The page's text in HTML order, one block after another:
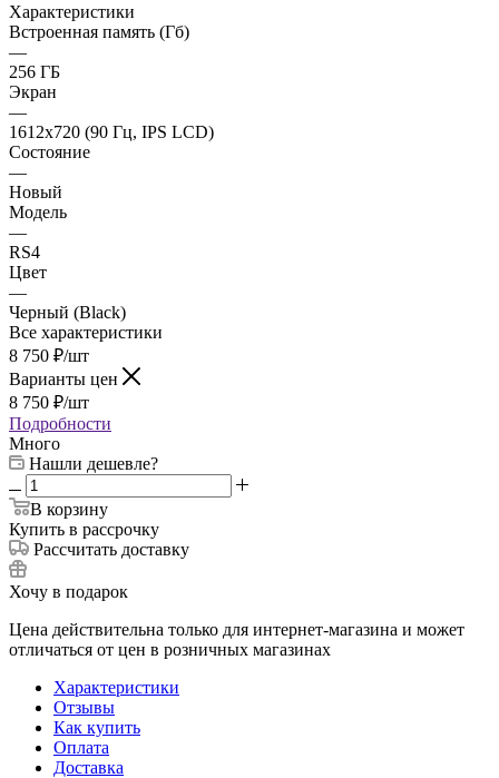
Характеристики
Встроенная память (Гб)
—
256 ГБ
Экран
—
1612x720 (90 Гц, IPS LCD)
Состояние
—
Новый
Модель
—
RS4
Цвет
—
Черный (Black)
Все характеристики
8 750 ₽/шт
Варианты цен
8 750 ₽/шт
Подробности
Много
Нашли дешевле?
В корзину
Купить в рассрочку
Рассчитать доставку
Хочу в подарок
Цена действительна только для интернет-магазина и может
отличаться от цен в розничных магазинах
Характеристики
Отзывы
Как купить
Оплата
Доставка